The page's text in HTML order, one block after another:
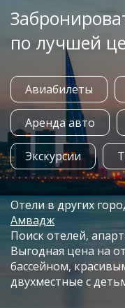
по лучшей
Авиабилеты
Аренда авто
Экскурсии
Отели в других
Амвадж
Поиск отелей,
Выгодная цена на
бассейном,
двухместные с